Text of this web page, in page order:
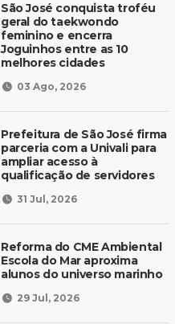
São José conquista troféu
geral do taekwondo
feminino e encerra
Joguinhos entre as 10
melhores cidades
03 Ago, 2026
Prefeitura de São José firma
parceria com a Univali para
ampliar acesso à
qualificação de servidores
31 Jul, 2026
Reforma do CME Ambiental
Escola do Mar aproxima
alunos do universo marinho
29 Jul, 2026